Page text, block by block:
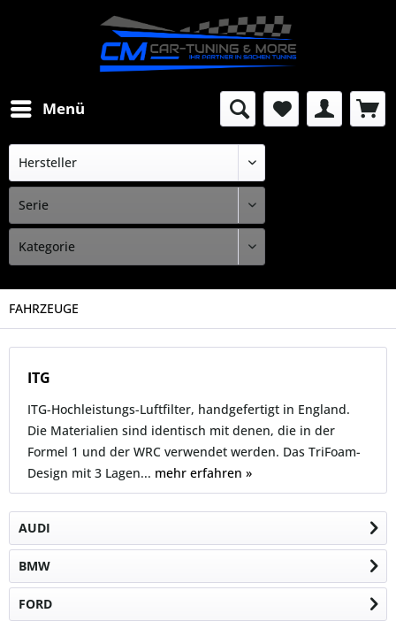
Menü
FAHRZEUGE
ITG
ITG-Hochleistungs-Luftfilter, handgefertigt in England.
Die Materialien sind identisch mit denen, die in der
Formel 1 und der WRC verwendet werden. Das TriFoam-
Design mit 3 Lagen... mehr erfahren »
AUDI
BMW
FORD